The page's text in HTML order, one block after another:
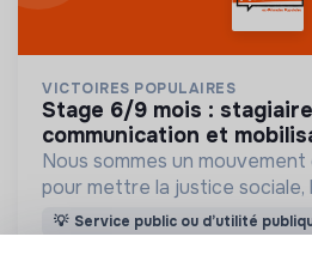
VICTOIRES POPULAIRES
stage 6/9 mois : stagiaire en
communication et
Nous sommes un
pour mettre la justice sociale,
renouveau démocratique au
échelons politiques.
💡 Service public ou d’utilité